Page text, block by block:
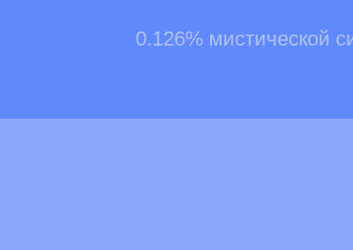
0.126% мистической